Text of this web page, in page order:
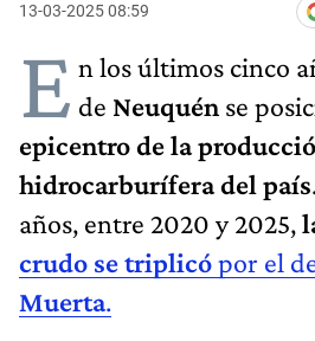
13-03-2025 08:59
E n los últimos cinco
de Neuquén se
epicentro de la
hidrocarburífera del país
años, entre 2020 y 2025,
crudo se triplicópor el
Muerta.